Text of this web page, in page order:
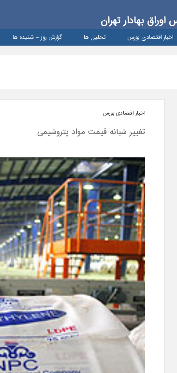
اوراق بهادار تهران
اخبار اقتصادی بورس تحلیل ها گزارش روز – شنيده ها
اخبار اقتصادی بورس
تغییر شبانه قیمت مواد پتروشیمی